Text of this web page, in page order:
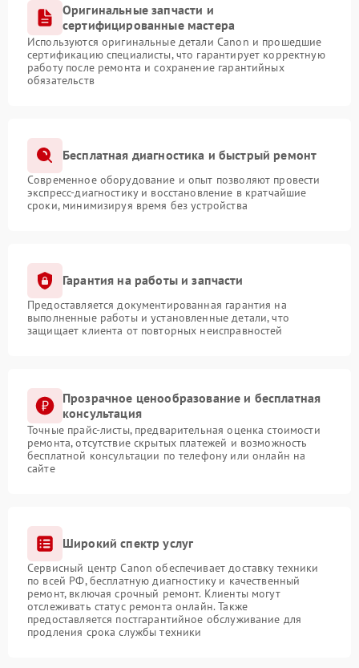
Оригинальные запчасти и
сертифицированные мастера
Используются оригинальные детали Canon и прошедшие
сертификацию специалисты, что гарантирует корректную
работу после ремонта и сохранение гарантийных
обязательств
Бесплатная диагностика и быстрый ремонт
Современное оборудование и опыт позволяют провести
экспресс-диагностику и восстановление в кратчайшие
сроки, минимизируя время без устройства
Гарантия на работы и запчасти
Предоставляется документированная гарантия на
выполненные работы и установленные детали, что
защищает клиента от повторных неисправностей
Прозрачное ценообразование и бесплатная
консультация
Точные прайс-листы, предварительная оценка стоимости
ремонта, отсутствие скрытых платежей и возможность
бесплатной консультации по телефону или онлайн на
сайте
Широкий спектр услуг
Сервисный центр Canon обеспечивает доставку техники
по всей РФ, бесплатную диагностику и качественный
ремонт, включая срочный ремонт. Клиенты могут
отслеживать статус ремонта онлайн. Также
предоставляется постгарантийное обслуживание для
продления срока службы техники